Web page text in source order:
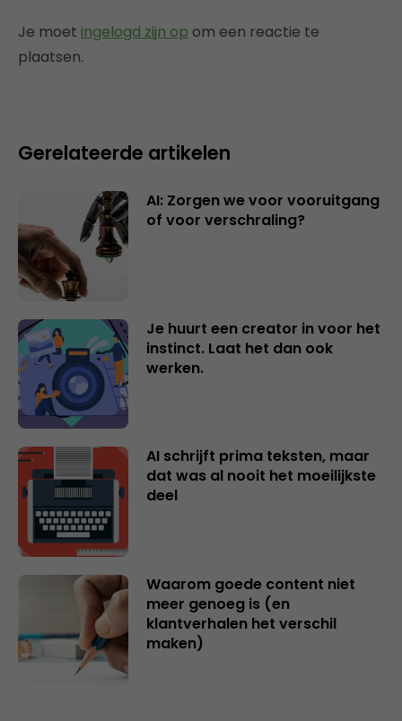
Je moet ingelogd zijn op om een reactie te
plaatsen.
Gerelateerde artikelen
AI: Zorgen we voor vooruitgang
of voor verschraling?
Je huurt een creator in voor het
instinct. Laat het dan ook
werken.
AI schrijft prima teksten, maar
dat was al nooit het moeilijkste
deel
Waarom goede content niet
meer genoeg is (en
klantverhalen het verschil
maken)